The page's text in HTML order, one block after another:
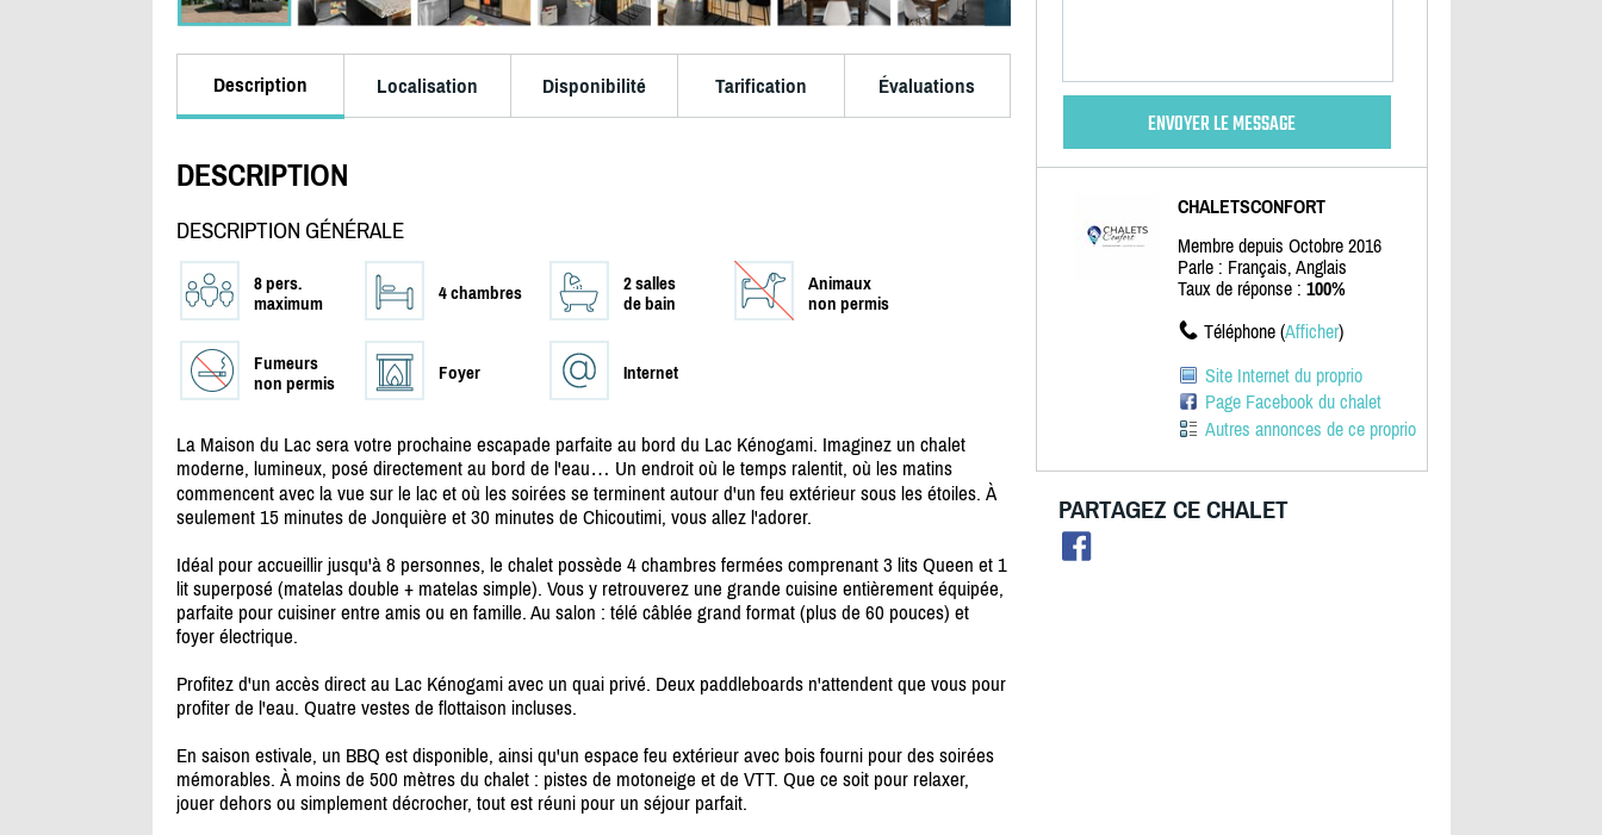
Description Localisation Disponibilité Tarification Évaluations
DESCRIPTION
DESCRIPTION GÉNÉRALE
8 pers.
maximum
4 chambres
2 salles
de bain
Animaux
non permis
Fumeurs
non permis
Foyer Internet
La Maison du Lac sera votre prochaine escapade parfaite au bord du Lac Kénogami. Imaginez un chalet
moderne, lumineux, posé directement au bord de l'eau… Un endroit où le temps ralentit, où les matins
commencent avec la vue sur le lac et où les soirées se terminent autour d'un feu extérieur sous les étoiles. À
seulement 15 minutes de Jonquière et 30 minutes de Chicoutimi, vous allez l'adorer.
Idéal pour accueillir jusqu'à 8 personnes, le chalet possède 4 chambres fermées comprenant 3 lits Queen et 1
lit superposé (matelas double + matelas simple). Vous y retrouverez une grande cuisine entièrement équipée,
parfaite pour cuisiner entre amis ou en famille. Au salon : télé câblée grand format (plus de 60 pouces) et
foyer électrique.
Profitez d'un accès direct au Lac Kénogami avec un quai privé. Deux paddleboards n'attendent que vous pour
profiter de l'eau. Quatre vestes de flottaison incluses.
En saison estivale, un BBQ est disponible, ainsi qu'un espace feu extérieur avec bois fourni pour des soirées
mémorables. À moins de 500 mètres du chalet : pistes de motoneige et de VTT. Que ce soit pour relaxer,
jouer dehors ou simplement décrocher, tout est réuni pour un séjour parfait.
CHALETSCONFORT
Membre depuis Octobre 2016
Parle : Français, Anglais
Taux de réponse : 100%
Téléphone (Afficher)
Site Internet du proprio
Page Facebook du chalet
Autres annonces de ce proprio
PARTAGEZ CE CHALET